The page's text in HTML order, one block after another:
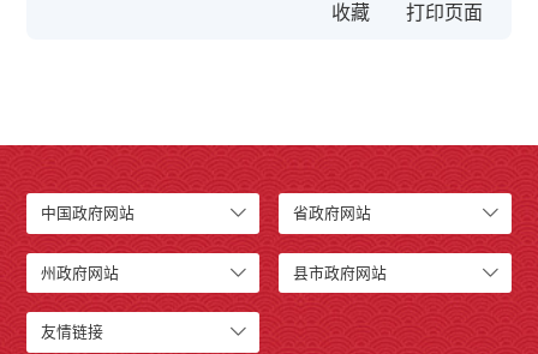
收藏
中国政府网站 省政府网站
州政府网站 县市政府网站
友情链接